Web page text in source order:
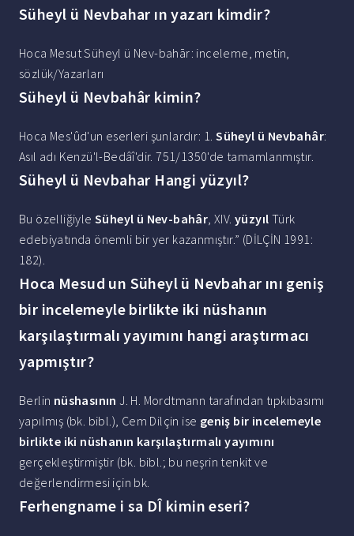
Süheyl ü Nevbahar ın yazarı kimdir?
Hoca Mesut Süheyl ü Nev-bahār: inceleme, metin,
sözlük/Yazarları
Süheyl ü Nevbahâr kimin?
Hoca Mes'ûd'un eserleri şunlardır: 1.Süheyl ü Nevbahâr:
Asıl adı Kenzü'l-Bedâî'dir. 751/1350'de tamamlanmıştır.
Süheyl ü Nevbahar Hangi yüzyıl?
Bu özelliğiyle Süheyl ü Nev-bahâr, XIV.yüzyıl Türk
edebiyatında önemli bir yer kazanmıştır.” (DİLÇİN 1991:
182).
Hoca Mesud un Süheyl ü Nevbahar ını geniş
bir incelemeyle birlikte iki nüshanın
karşılaştırmalı yayımını hangi araştırmacı
yapmıştır?
Berlin nüshasının J. H. Mordtmann tarafından tıpkıbasımı
yapılmış (bk. bibl.), Cem Dilçin ise geniş bir incelemeyle
birlikte iki nüshanın karşılaştırmalı yayımını
gerçekleştirmiştir (bk. bibl.; bu neşrin tenkit ve
değerlendirmesi için bk.
Ferhengname i sa DÎ kimin eseri?